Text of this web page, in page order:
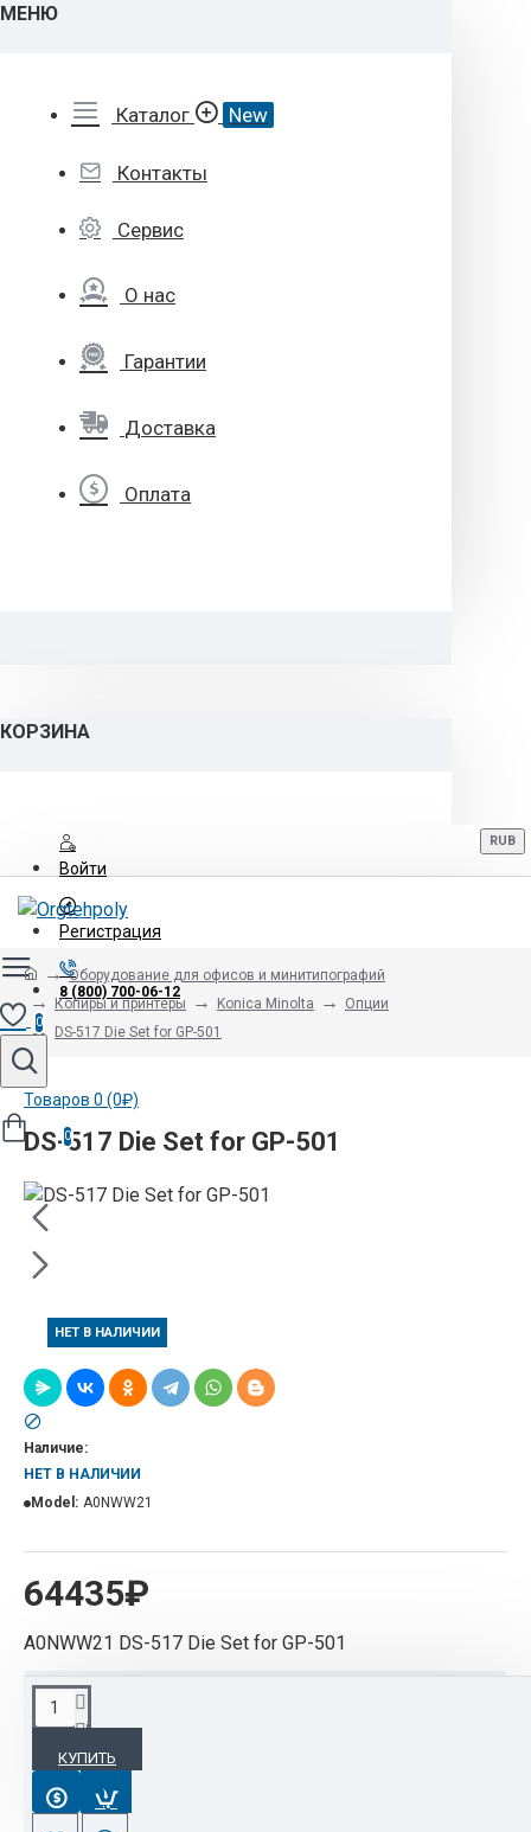
МЕНЮ
Каталог New
Контакты
Сервис
О нас
Гарантии
Доставка
Оплата
КОРЗИНА
Войти
Регистрация
8 (800) 700-06-12
RUB
0
Товаров 0 (0₽)
0
Оборудование для офисов и минитипографий
Копиры и принтеры
Konica Minolta
Опции
DS-517 Die Set for GP-501
DS-517 Die Set for GP-501
НЕТ В НАЛИЧИИ
64435₽
Наличие:
НЕТ В НАЛИЧИИ
Model: A0NWW21
A0NWW21 DS-517 Die Set for GP-501
КУПИТЬ
ОПИСАНИЕ
A0NWW21 DS-517 Die Set for GP-501